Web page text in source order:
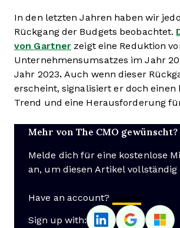
In den letzten Jahren haben wir
Rückgang der Budgets beobachtet.
von Gartner zeigt eine Reduktion
Unternehmensumsatzes im Jahr
Jahr 2023. Auch wenn dieser
erscheint, signalisiert er doch einen
Trend und eine Herausforderung
Mehr von The CMO gewünscht?
Melde dich für eine kostenlose
an, um diesen Artikel vollständig
Have an account? Log In
Sign up with: